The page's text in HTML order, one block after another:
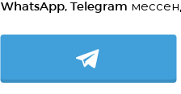
WhatsApp, Telegram